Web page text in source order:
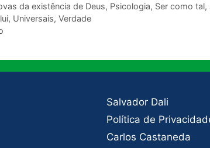
da existência de Deus, Psicologia, Ser como tal,
, Universais, Verdade
Salvador Dali
Política de
Carlos Castaneda